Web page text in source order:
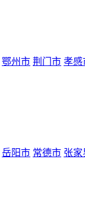
鄂州市 荆门市 孝感
岳阳市 常德市 张家